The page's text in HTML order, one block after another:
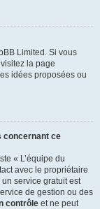
Limited. Si vous
la page
idées proposées ou
concernant ce
« L’équipe du
avec le propriétaire
un service gratuit est
de gestion ou des
contrôle et ne peut